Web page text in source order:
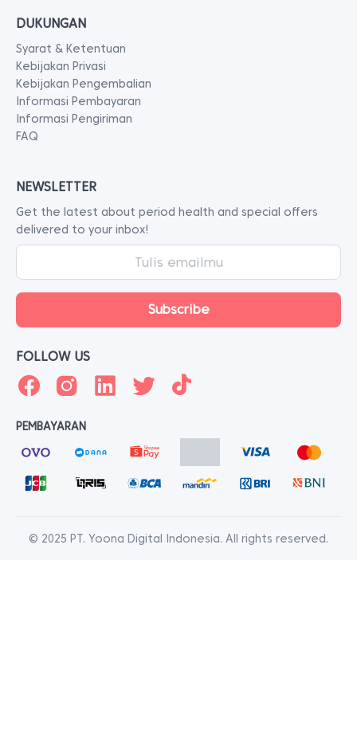
DUKUNGAN
Syarat & Ketentuan
Kebijakan Privasi
Kebijakan Pengembalian
Informasi Pembayaran
Informasi Pengiriman
FAQ
NEWSLETTER
Get the latest about period health and special offers
delivered to your inbox!
FOLLOW US
PEMBAYARAN
© 2025 PT. Yoona Digital Indonesia. All rights reserved.